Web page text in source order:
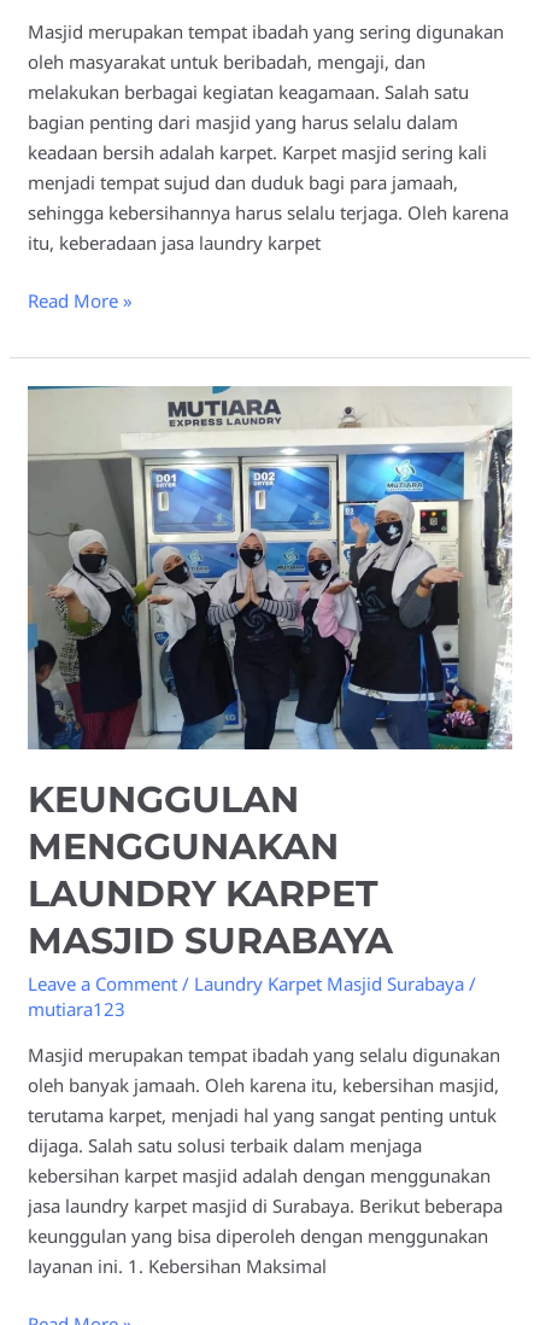
Masjid merupakan tempat ibadah yang sering digunakan
oleh masyarakat untuk beribadah, mengaji, dan
melakukan berbagai kegiatan keagamaan. Salah satu
bagian penting dari masjid yang harus selalu dalam
keadaan bersih adalah karpet. Karpet masjid sering kali
menjadi tempat sujud dan duduk bagi para jamaah,
sehingga kebersihannya harus selalu terjaga. Oleh karena
itu, keberadaan jasa laundry karpet
Read More »
KEUNGGULAN
MENGGUNAKAN
LAUNDRY KARPET
MASJID SURABAYA
Leave a Comment / Laundry Karpet Masjid Surabaya /
mutiara123
Masjid merupakan tempat ibadah yang selalu digunakan
oleh banyak jamaah. Oleh karena itu, kebersihan masjid,
terutama karpet, menjadi hal yang sangat penting untuk
dijaga. Salah satu solusi terbaik dalam menjaga
kebersihan karpet masjid adalah dengan menggunakan
jasa laundry karpet masjid di Surabaya. Berikut beberapa
keunggulan yang bisa diperoleh dengan menggunakan
layanan ini. 1. Kebersihan Maksimal
Menggunakan
Laundry
Masjid
Surabaya